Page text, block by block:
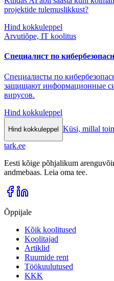
projektide tulemuslikkust?
Hind kokkuleppel
Arvutiõpe, IT koolitus
Специалист по
Специалисты по
защищают информационные
вирусов.
Hind kokkuleppel
Hind kokkuleppel Küsi, millal
tark.ee
Eesti kõige põhjalikum
andmebaas. Leia oma tee.
Õppijale
Kõik koolitused
Koolitajad
Artiklid
Ruumide rent
Töökuulutused
KKK